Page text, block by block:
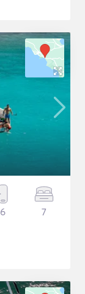
6 7